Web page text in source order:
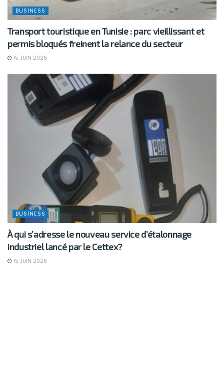
BUSINESS
Transport touristique en Tunisie : parc vieillissant et
permis bloqués freinent la relance du secteur
15 JUIN 2026
BUSINESS
À qui s’adresse le nouveau service d’étalonnage
industriel lancé par le Cettex?
15 JUIN 2026